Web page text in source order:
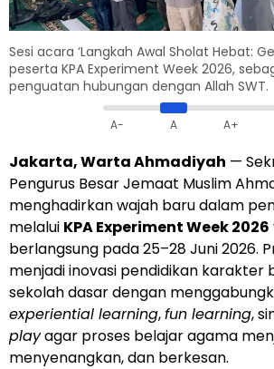
Sesi acara ‘Langkah Awal Sholat Hebat:
peserta KPA Experiment Week 2026,
penguatan hubungan dengan Allah SWT.
A- A A+
Jakarta, Warta Ahmadiyah —
Pengurus Besar Jemaat Muslim
menghadirkan wajah baru dalam
melalui KPA Experiment Week 2026
berlangsung pada 25–28 Juni 2026.
menjadi inovasi pendidikan karakter
sekolah dasar dengan
experiential learning,fun learning,
playagar proses belajar agama
menyenangkan, dan berkesan.